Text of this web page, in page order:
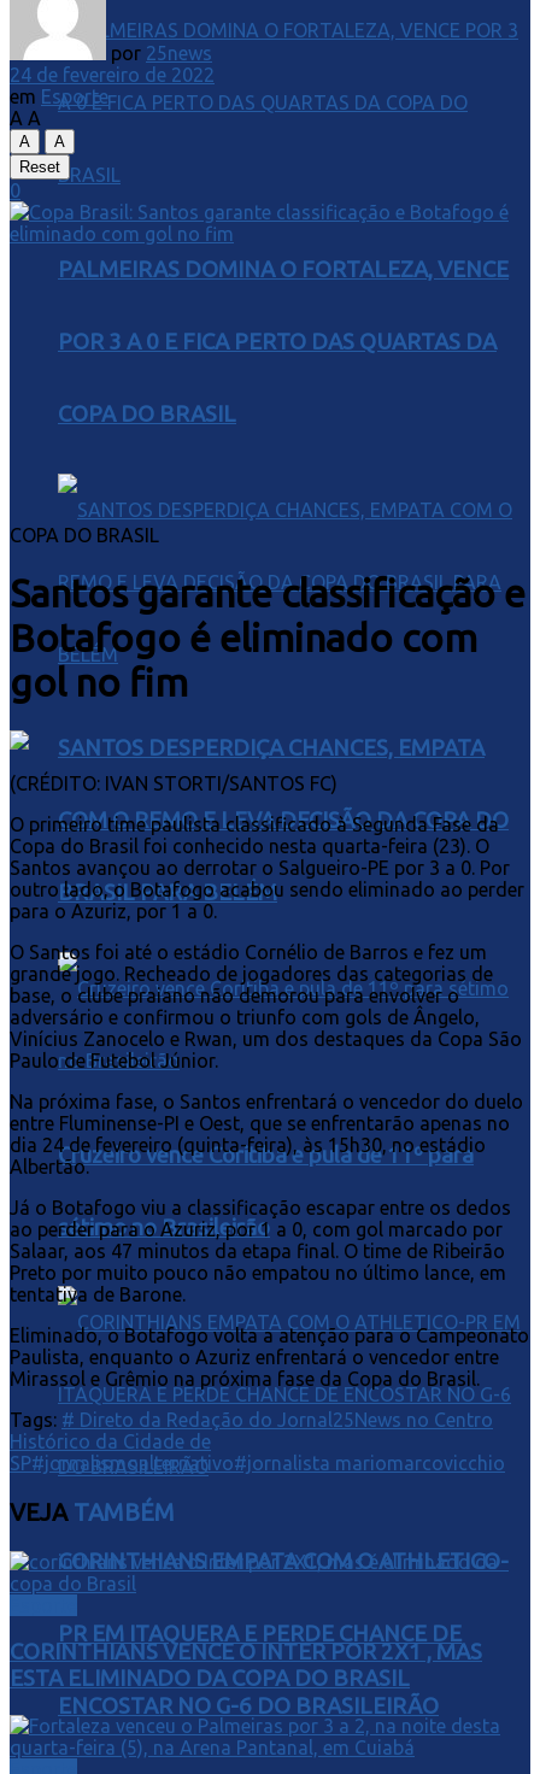
PALMEIRAS DOMINA O FORTALEZA, VENCE
POR 3 A 0 E FICA PERTO DAS QUARTAS DA
COPA DO BRASIL
SANTOS DESPERDIÇA CHANCES, EMPATA
COM O REMO E LEVA DECISÃO DA COPA DO
BRASIL PARA BELÉM
Cruzeiro vence Coritiba e pula de 11º para
sétimo no Brasileirão
CORINTHIANS EMPATA COM O ATHLETICO-
PR EM ITAQUERA E PERDE CHANCE DE
ENCOSTAR NO G-6 DO BRASILEIRÃO
por 25news
24 de fevereiro de 2022
em Esporte
A A
A
A
Reset
0
COPA DO BRASIL
Santos garante classificação e
Botafogo é eliminado com
gol no fim
(CRÉDITO: IVAN STORTI/SANTOS FC)
O primeiro time paulista classificado à Segunda Fase da
Copa do Brasil foi conhecido nesta quarta-feira (23). O
Santos avançou ao derrotar o Salgueiro-PE por 3 a 0. Por
outro lado, o Botafogo acabou sendo eliminado ao perder
para o Azuriz, por 1 a 0.
O Santos foi até o estádio Cornélio de Barros e fez um
grande jogo. Recheado de jogadores das categorias de
base, o clube praiano não demorou para envolver o
adversário e confirmou o triunfo com gols de Ângelo,
Vinícius Zanocelo e Rwan, um dos destaques da Copa São
Paulo de Futebol Júnior.
Na próxima fase, o Santos enfrentará o vencedor do duelo
entre Fluminense-PI e Oest, que se enfrentarão apenas no
dia 24 de fevereiro (quinta-feira), às 15h30, no estádio
Albertão.
Já o Botafogo viu a classificação escapar entre os dedos
ao perder para o Azuriz, por 1 a 0, com gol marcado por
Salaar, aos 47 minutos da etapa final. O time de Ribeirão
Preto por muito pouco não empatou no último lance, em
tentativa de Barone.
Eliminado, o Botafogo volta a atenção para o Campeonato
Paulista, enquanto o Azuriz enfrentará o vencedor entre
Mirassol e Grêmio na próxima fase da Copa do Brasil.
Tags: # Direto da Redação do Jornal25News no Centro
Histórico da Cidade de
SP#jornalismoalternativo#jornalista mariomarcovicchio
VEJATAMBÉM
CORINTHIANS VENCE O INTER POR 2X1 , MAS
ESTA ELIMINADO DA COPA DO BRASIL